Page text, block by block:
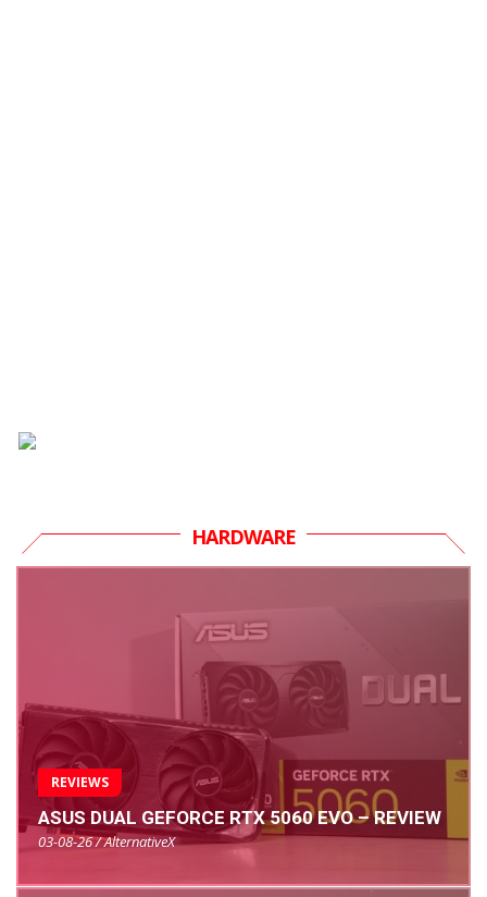
HARDWARE
REVIEWS
ASUS DUAL GEFORCE RTX 5060 EVO – REVIEW
03-08-26 / AlternativeX